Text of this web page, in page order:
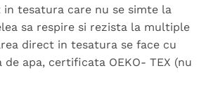
tesatura care nu se simte la
sa respire si rezista la multiple
direct in tesatura se face cu
de apa, certificata OEKO- TEX (nu